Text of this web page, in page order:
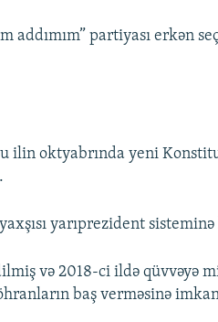
addımım” partiyası erkən
ilin oktyabrında yeni
yarıprezident
və 2018-ci ildə qüvvəyə
baş verməsinə